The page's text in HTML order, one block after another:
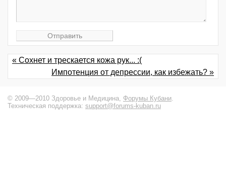
« Сохнет и трескается кожа рук... :(
Импотенция от депрессии, как избежать? »
© 2009—2010 Здоровье и Медицина, Форумы Кубани.
Техническая поддержка: support@forums-kuban.ru